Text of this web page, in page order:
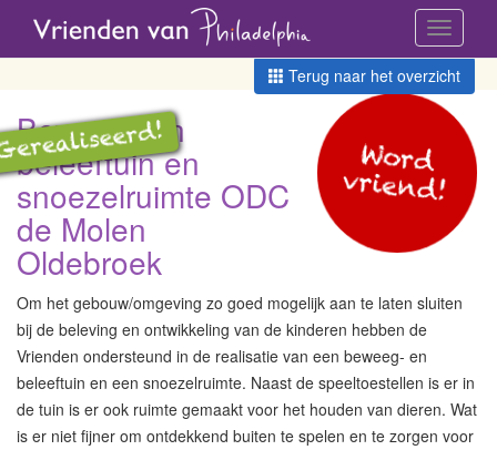
Toggle
Word
vriend!
Terug naar het overzicht
Beweeg- en
beleeftuin en
snoezelruimte ODC
de Molen
Oldebroek
Om het gebouw/omgeving zo goed mogelijk aan te laten sluiten
bij de beleving en ontwikkeling van de kinderen hebben de
Vrienden ondersteund in de realisatie van een beweeg- en
beleeftuin en een snoezelruimte. Naast de speeltoestellen is er in
de tuin is er ook ruimte gemaakt voor het houden van dieren. Wat
is er niet fijner om ontdekkend buiten te spelen en te zorgen voor